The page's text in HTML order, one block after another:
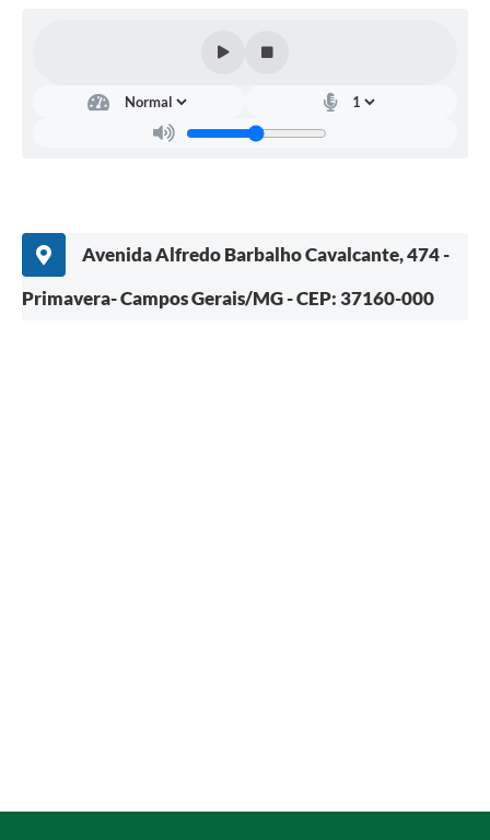
Avenida Alfredo Barbalho Cavalcante, 474 -
Primavera- Campos Gerais/MG - CEP: 37160-000